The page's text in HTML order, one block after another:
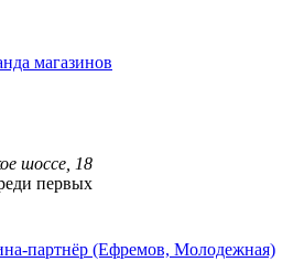
магазинов
шоссе, 18
первых
партнёр (Ефремов, Молодежная)